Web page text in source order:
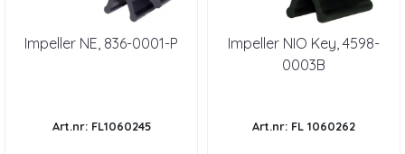
Impeller NE, 836-0001-P
Art.nr: FL1060245
Impeller NIO Key, 4598-
0003B
Art.nr: FL 1060262